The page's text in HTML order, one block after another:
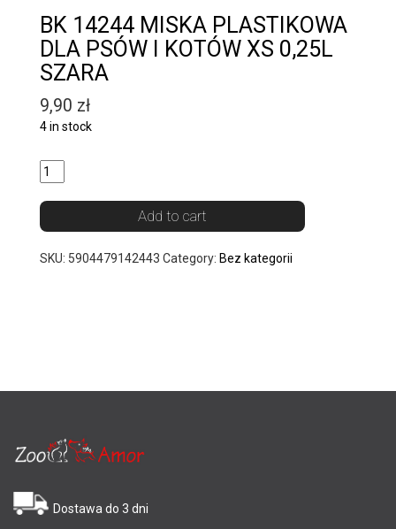
BK 14244 MISKA PLASTIKOWA
DLA PSÓW I KOTÓW XS 0,25L
SZARA
9,90 zł
4 in stock
Add to cart
SKU: 5904479142443 Category: Bez kategorii
Dostawa do 3 dni